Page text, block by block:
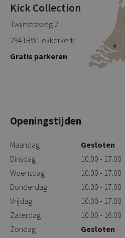
Kick Collection
Twijnstraweg 2
2941BW Lekkerkerk
Gratis parkeren
Openingstijden
Maandag
Gesloten
Dinsdag
10:00 - 17:00
Woensdag
10:00 - 17:00
Donderdag
10:00 - 17:00
Vrijdag
10:00 - 17:00
Zaterdag
10:00 - 16:00
Zondag
Gesloten